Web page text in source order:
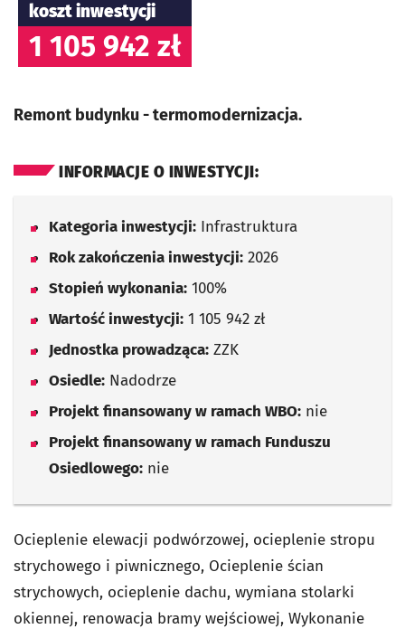
koszt inwestycji
1 105 942 zł
Remont budynku - termomodernizacja.
INFORMACJE O INWESTYCJI:
Kategoria inwestycji: Infrastruktura
Rok zakończenia inwestycji: 2026
Stopień wykonania: 100%
Wartość inwestycji: 1 105 942 zł
Jednostka prowadząca: ZZK
Osiedle: Nadodrze
Projekt finansowany w ramach WBO: nie
Projekt finansowany w ramach Funduszu
Osiedlowego: nie
Ocieplenie elewacji podwórzowej, ocieplenie stropu
strychowego i piwnicznego, Ocieplenie ścian
strychowych, ocieplenie dachu, wymiana stolarki
okiennej, renowacja bramy wejściowej, Wykonanie